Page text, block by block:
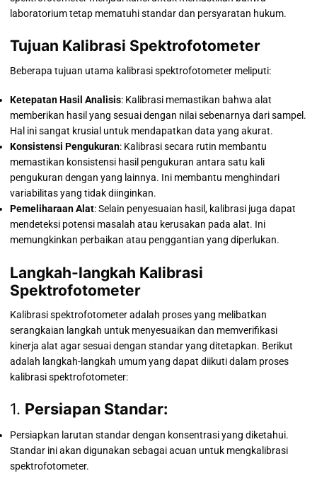
laboratorium tetap mematuhi standar dan persyaratan hukum.
Tujuan Kalibrasi Spektrofotometer
Beberapa tujuan utama kalibrasi spektrofotometer meliputi:
Ketepatan Hasil Analisis: Kalibrasi memastikan bahwa alat
memberikan hasil yang sesuai dengan nilai sebenarnya dari sampel.
Hal ini sangat krusial untuk mendapatkan data yang akurat.
Konsistensi Pengukuran: Kalibrasi secara rutin membantu
memastikan konsistensi hasil pengukuran antara satu kali
pengukuran dengan yang lainnya. Ini membantu menghindari
variabilitas yang tidak diinginkan.
Pemeliharaan Alat: Selain penyesuaian hasil, kalibrasi juga dapat
mendeteksi potensi masalah atau kerusakan pada alat. Ini
memungkinkan perbaikan atau penggantian yang diperlukan.
Langkah-langkah Kalibrasi
Spektrofotometer
Kalibrasi spektrofotometer adalah proses yang melibatkan
serangkaian langkah untuk menyesuaikan dan memverifikasi
kinerja alat agar sesuai dengan standar yang ditetapkan. Berikut
adalah langkah-langkah umum yang dapat diikuti dalam proses
kalibrasi spektrofotometer:
1. Persiapan Standar:
Persiapkan larutan standar dengan konsentrasi yang diketahui.
Standar ini akan digunakan sebagai acuan untuk mengkalibrasi
spektrofotometer.